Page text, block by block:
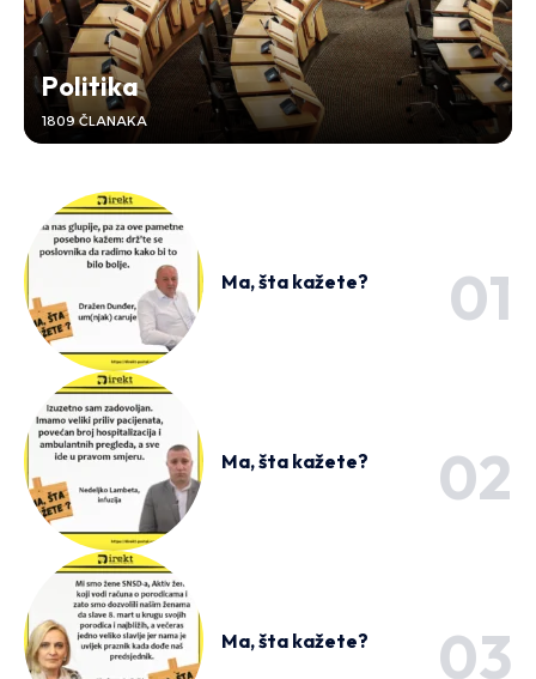
Politika
1809 ČLANAKA
Ma, šta kažete?
Ma, šta kažete?
Ma, šta kažete?